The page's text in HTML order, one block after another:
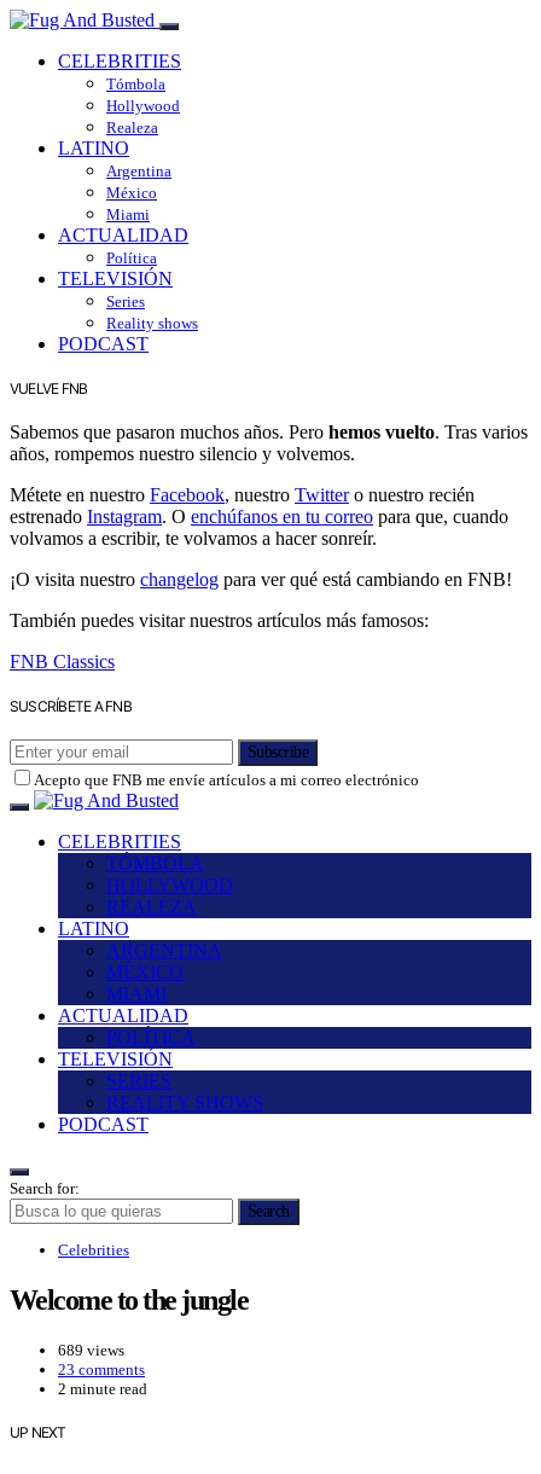
CELEBRITIES
Tómbola
Hollywood
Realeza
LATINO
Argentina
México
Miami
ACTUALIDAD
Política
TELEVISIÓN
Series
Reality shows
PODCAST
VUELVE FNB
Sabemos que pasaron muchos años. Pero hemos vuelto. Tras varios
años, rompemos nuestro silencio y volvemos.
Métete en nuestro Facebook, nuestro Twittero nuestro recién
estrenado Instagram. O enchúfanos en tu correo para que, cuando
volvamos a escribir, te volvamos a hacer sonreír.
¡O visita nuestro changelog para ver qué está cambiando en FNB!
También puedes visitar nuestros artículos más famosos:
FNB Classics
SUSCRÍBETE A FNB
Subscribe
Acepto que FNB me envíe artículos a mi correo electrónico
CELEBRITIES
TÓMBOLA
HOLLYWOOD
REALEZA
LATINO
ARGENTINA
MÉXICO
MIAMI
ACTUALIDAD
POLÍTICA
TELEVISIÓN
SERIES
REALITY SHOWS
PODCAST
Search for:
Search
Celebrities
Welcome to the jungle
689 views
23 comments
2 minute read
UP NEXT